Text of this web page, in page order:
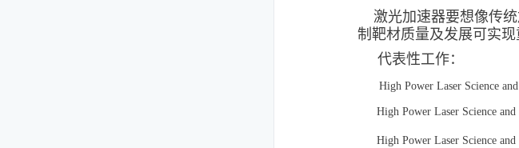
激光加速器要想像传
制靶材质量及发展可实
代表性工作：
High Power Laser Science
High Power Laser Science
High Power Laser Science